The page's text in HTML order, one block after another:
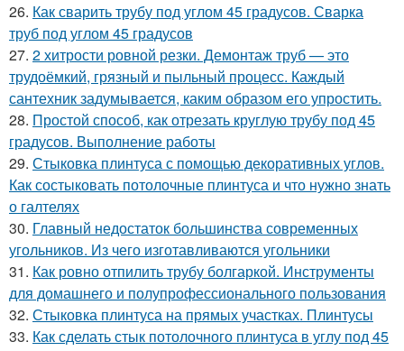
26. Как сварить трубу под углом 45 градусов. Сварка
труб под углом 45 градусов
27. 2 хитрости ровной резки. Демонтаж труб — это
трудоёмкий, грязный и пыльный процесс. Каждый
сантехник задумывается, каким образом его упростить.
28. Простой способ, как отрезать круглую трубу под 45
градусов. Выполнение работы
29. Стыковка плинтуса с помощью декоративных углов.
Как состыковать потолочные плинтуса и что нужно знать
о галтелях
30. Главный недостаток большинства современных
угольников. Из чего изготавливаются угольники
31. Как ровно отпилить трубу болгаркой. Инструменты
для домашнего и полупрофессионального пользования
32. Стыковка плинтуса на прямых участках. Плинтусы
33. Как сделать стык потолочного плинтуса в углу под 45